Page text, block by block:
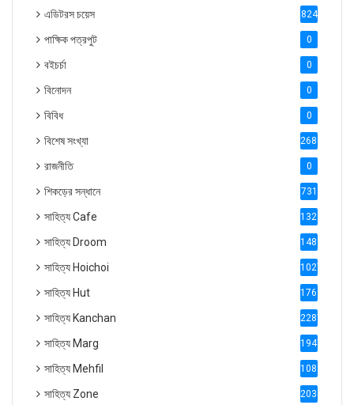
এডিটরস চয়েস 824
পাক্ষিক পত্রপুট 0
বইচর্চা 0
বিনোদন 0
বিবিধ 0
বিশেষ সংখ্যা 2686
রাজনীতি 0
শিকড়ের সন্ধানে 731
সাহিত্য Cafe 1321
সাহিত্য Droom 1488
সাহিত্য Hoichoi 1027
সাহিত্য Hut 1769
সাহিত্য Kanchan 2287
সাহিত্য Marg 1947
সাহিত্য Mehfil 1088
সাহিত্য Zone 2035